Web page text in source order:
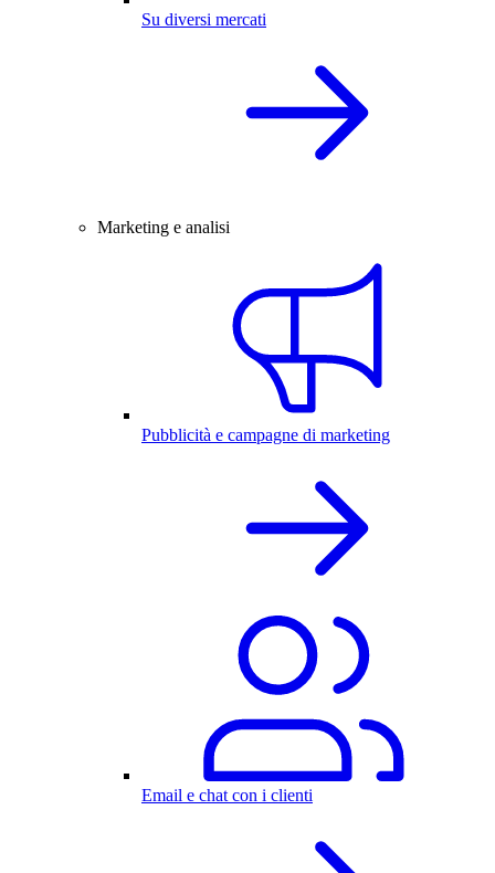
Su diversi mercati
Marketing e analisi
Pubblicità e campagne di marketing
Email e chat con i clienti